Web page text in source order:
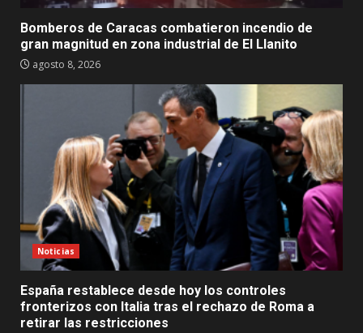
Bomberos de Caracas combatieron incendio de
gran magnitud en zona industrial de El Llanito
agosto 8, 2026
Noticias
España restablece desde hoy los controles
fronterizos con Italia tras el rechazo de Roma a
retirar las restricciones